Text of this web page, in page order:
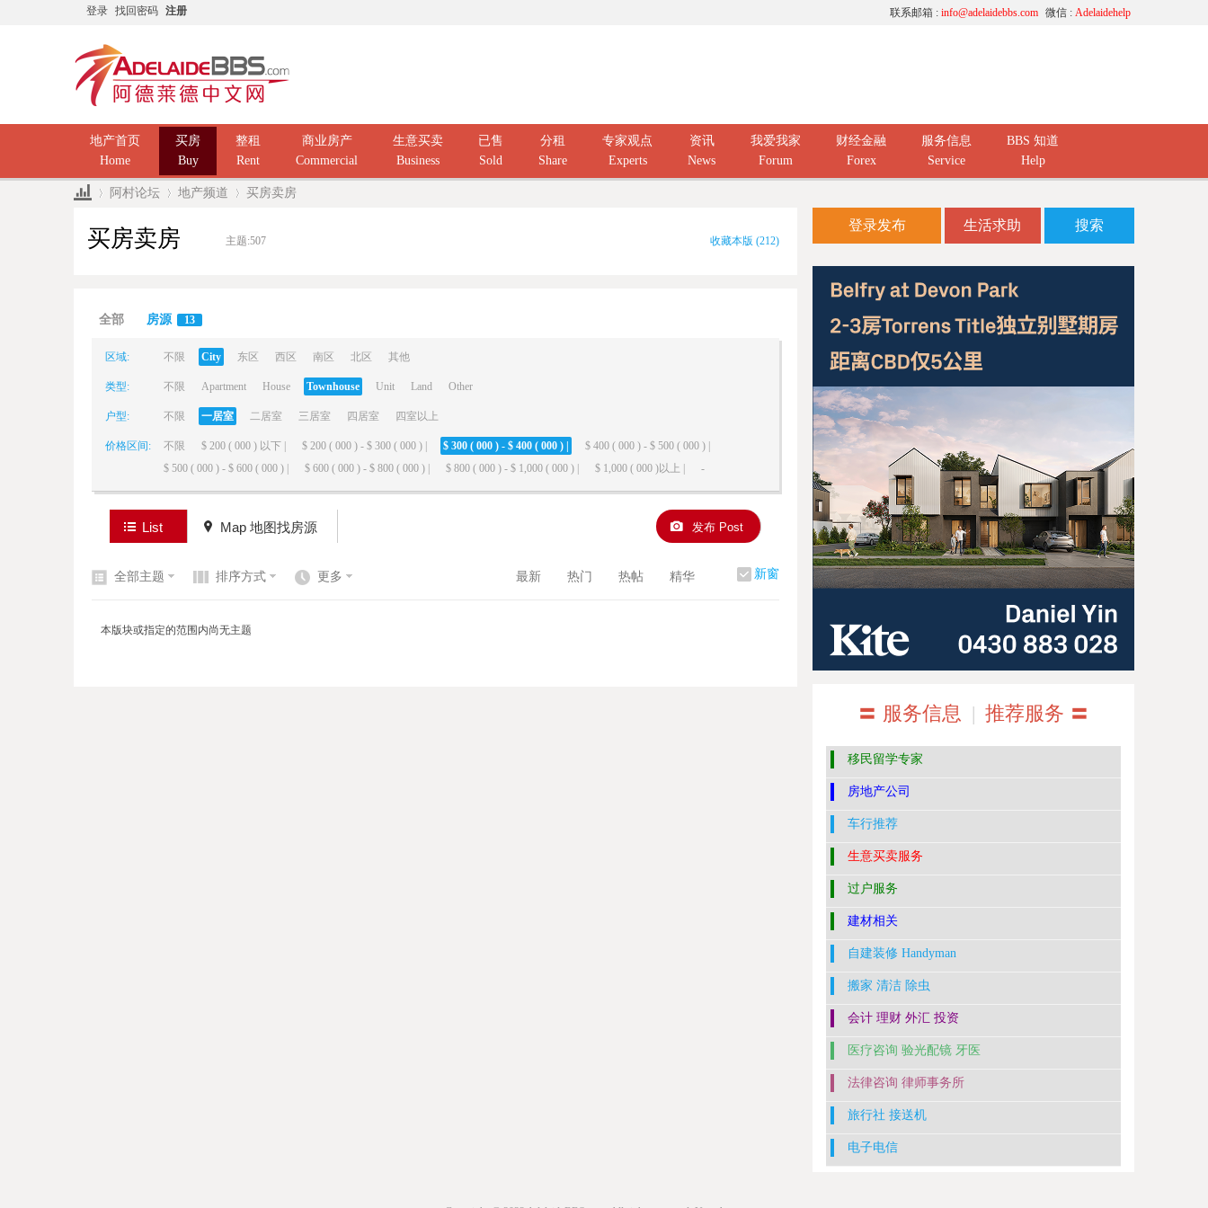
登录 找回密码 注册 微信 : Adelaidehelp
联系邮箱 : info@adelaidebbs.com
地产首页
Home
买房
Buy
整租
Rent
商业房产
Commercial
生意买卖
Business
已售
Sold
分租
Share
专家观点
Experts
资讯
News
我爱我家
Forum
财经金融
Forex
服务信息
Service
BBS 知道
Help
阿村论坛 地产频道 买房卖房
买房卖房 主题:507 收藏本版 (212)
全部 房源 13
区域: 不限 City 东区 西区 南区 北区 其他
类型: 不限 Apartment House Townhouse Unit Land Other
户型: 不限 一居室 二居室 三居室 四居室 四室以上
价格区间: 不限 $ 200 ( 000 ) 以下 | $ 200 ( 000 ) - $ 300 ( 000 ) | $ 300 ( 000 ) - $ 400 ( 000 ) |
$ 400 ( 000 ) - $ 500 ( 000 ) |
$ 500 ( 000 ) - $ 600 ( 000 ) |
$ 600 ( 000 ) - $ 800 ( 000 ) | $ 800 ( 000 ) - $ 1,000 ( 000 ) | $ 1,000 ( 000 )以上 | -
List Map 地图找房源 发布 Post
新窗
全部主题 排序方式 更多 最新 热门 热帖 精华
本版块或指定的范围内尚无主题
登录发布 生活求助 搜索
〓 服务信息 | 推荐服务 〓
移民留学专家
房地产公司
车行推荐
生意买卖服务
过户服务
建材相关
自建装修 Handyman
搬家 清洁 除虫
会计 理财 外汇 投资
医疗咨询 验光配镜 牙医
法律咨询 律师事务所
旅行社 接送机
电子电信